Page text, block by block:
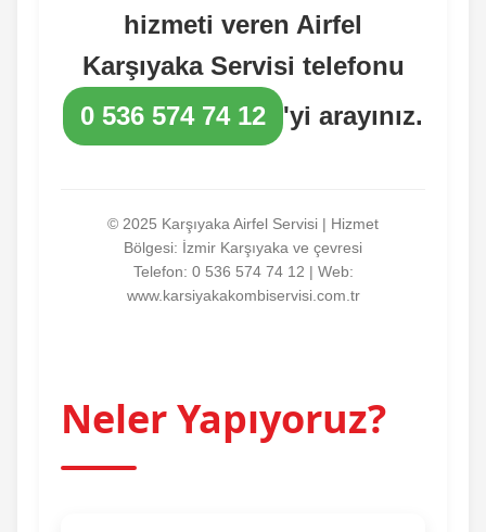
hizmeti veren Airfel
Karşıyaka Servisi telefonu
0 536 574 74 12
'yi arayınız.
© 2025 Karşıyaka Airfel Servisi | Hizmet
Bölgesi: İzmir Karşıyaka ve çevresi
Telefon: 0 536 574 74 12 | Web:
www.karsiyakakombiservisi.com.tr
Neler Yapıyoruz?